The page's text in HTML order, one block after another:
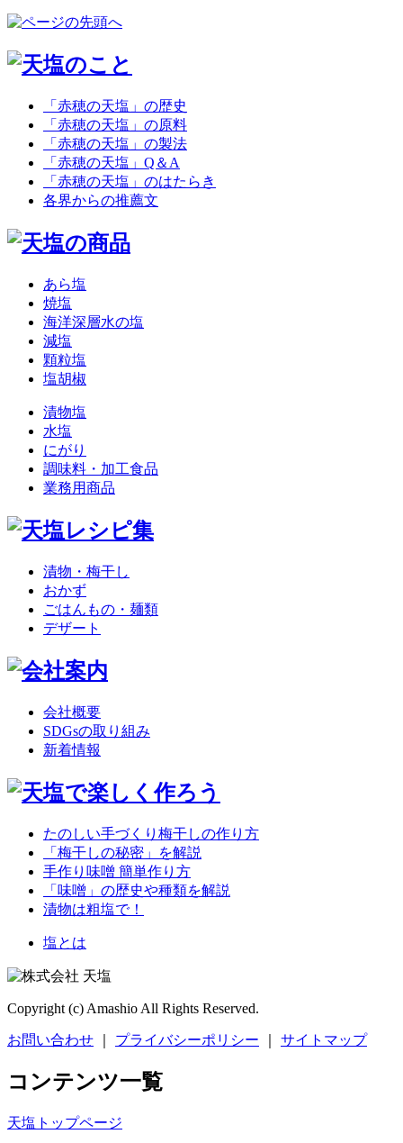
「赤穂の天塩」の歴史
「赤穂の天塩」の原料
「赤穂の天塩」の製法
「赤穂の天塩」Q＆A
「赤穂の天塩」のはたらき
各界からの推薦文
あら塩
焼塩
海洋深層水の塩
減塩
顆粒塩
塩胡椒
漬物塩
水塩
にがり
調味料・加工食品
業務用商品
漬物・梅干し
おかず
ごはんもの・麺類
デザート
会社概要
SDGsの取り組み
新着情報
たのしい手づくり梅干しの作り方
「梅干しの秘密」を解説
手作り味噌 簡単作り方
「味噌」の歴史や種類を解説
漬物は粗塩で！
塩とは
Copyright (c) Amashio All Rights Reserved.
お問い合わせ プライバシーポリシー サイトマップ
コンテンツ一覧
天塩トップページ